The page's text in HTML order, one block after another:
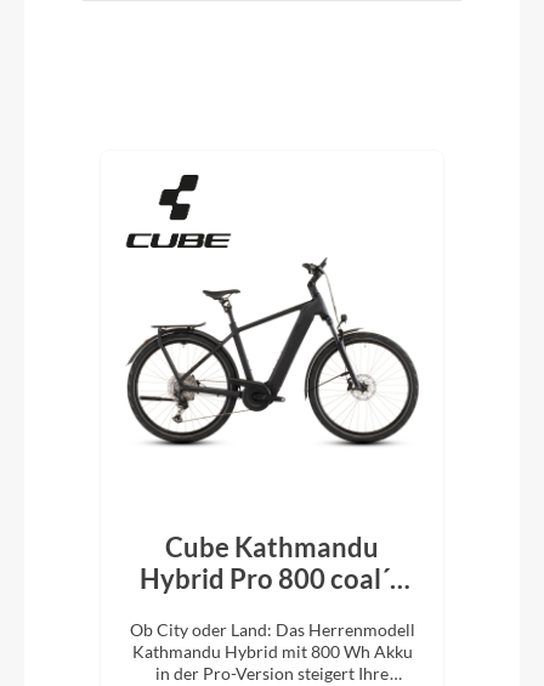
Cube Kathmandu
Hybrid Pro 800 coal´n
Ob City oder Land: Das Herrenmodell
Kathmandu Hybrid mit 800 Wh Akku
in der Pro-Version steigert Ihre